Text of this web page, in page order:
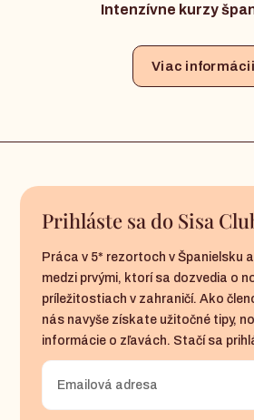
Intenzívne kurzy
Viac informácii
Prihláste sa do Sisa
Práca v 5* rezortoch v Španielsku
medzi prvými, ktorí sa dozvedia o
príležitostiach v zahraničí. Ako
nás navyše získate užitočné tipy,
informácie o zľavách. Stačí sa